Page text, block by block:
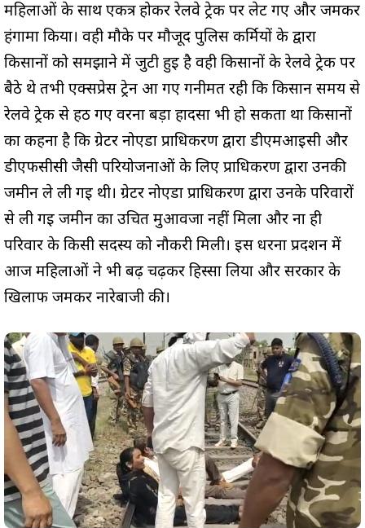
महिलाओं के साथ एकत्र होकर रेलवे ट्रेक पर लेट गए और जमकर
हंगामा किया। वही मौके पर मौजूद पुलिस कर्मियों के द्वारा
किसानों को समझाने में जुटी हुई है वही किसानों के रेलवे ट्रेक पर
बैठे थे तभी एक्सप्रेस ट्रेन आ गए गनीमत रही कि किसान समय से
रेलवे ट्रेक से हठ गए वरना बड़ा हादसा भी हो सकता था किसानों
का कहना है कि ग्रेटर नोएडा प्राधिकरण द्वारा डीएमआईसी और
डीएफसीसी जैसी परियोजनाओं के लिए प्राधिकरण द्वारा उनकी
जमीन ले ली गई थी। ग्रेटर नोएडा प्राधिकरण द्वारा उनके परिवारों
से ली गई जमीन का उचित मुआवजा नहीं मिला और ना ही
परिवार के किसी सदस्य को नौकरी मिली। इस धरना प्रदर्शन में
आज महिलाओं ने भी बढ़ चढ़कर हिस्सा लिया और सरकार के
खिलाफ जमकर नारेबाजी की।